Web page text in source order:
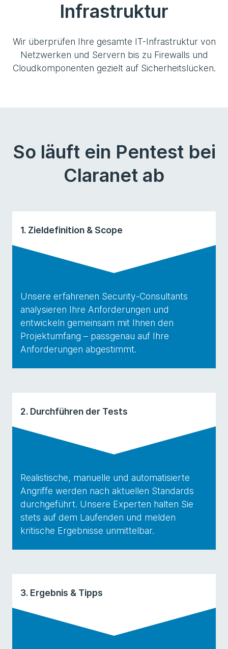
Infrastruktur
Wir überprüfen Ihre gesamte IT-Infrastruktur von
Netzwerken und Servern bis zu Firewalls und
Cloudkomponenten gezielt auf Sicherheitslücken.
So läuft ein Pentest bei
Claranet ab
1. Zieldefinition & Scope
Unsere erfahrenen Security-Consultants
analysieren Ihre Anforderungen und
entwickeln gemeinsam mit Ihnen den
Projektumfang – passgenau auf Ihre
Anforderungen abgestimmt.
2. Durchführen der Tests
Realistische, manuelle und automatisierte
Angriffe werden nach aktuellen Standards
durchgeführt. Unsere Experten halten Sie
stets auf dem Laufenden und melden
kritische Ergebnisse unmittelbar.
3. Ergebnis & Tipps